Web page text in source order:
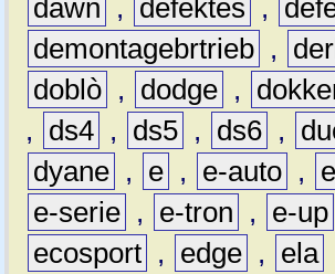
dawn , defektes ,
demontagebrtrieb ,
doblò , dodge ,
,
ds4 , ds5 , ds6 ,
dyane , e , e-auto ,
e-serie , e-tron , e-up
ecosport , edge , ela